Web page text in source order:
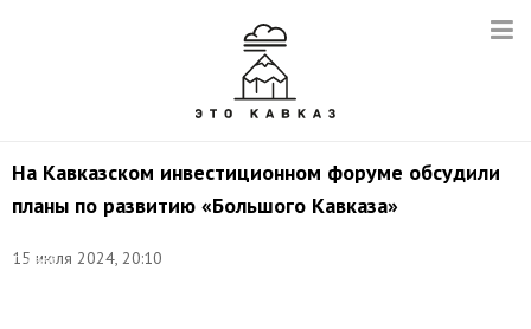
На Кавказском инвестиционном форуме обсудили
планы по развитию «Большого Кавказа»
15 июля 2024, 20:10
Сергей